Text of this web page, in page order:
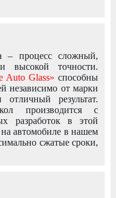
– процесс сложный,
высокой точности.
Auto Glass» способны
независимо от марки
отличный результат.
производится с
разработок в этой
на автомобиле в нашем
сжатые сроки,